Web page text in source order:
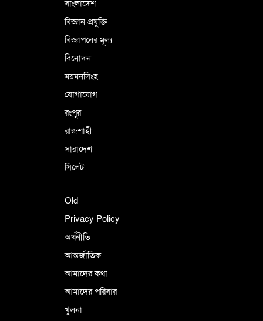
বাংলাদেশ
বিজ্ঞান প্রযুক্তি
বিজ্ঞাপনের মূল্য
বিনোদন
ময়মনসিংহ
যোগাযোগ
রংপুর
রাজশাহী
সারাদেশ
সিলেট
Old
Privacy Policy
অর্থনীতি
আন্তর্জাতিক
আমাদের কথা
আমাদের পরিবার
খুলনা